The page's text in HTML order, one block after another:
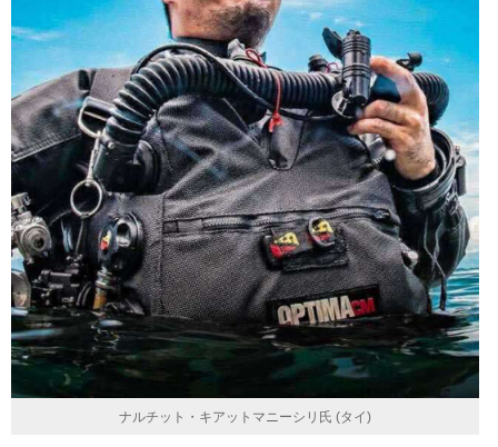
ナルチット・キアットマニーシリ氏 (タイ)